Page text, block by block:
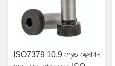
ISO7379 10.9 গ্রেড হেক্সাগন